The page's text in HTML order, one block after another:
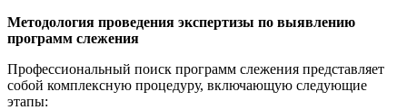
Методология проведения экспертизы по выявлению
программ слежения
Профессиональный поиск программ слежения представляет
собой комплексную процедуру, включающую следующие
этапы: